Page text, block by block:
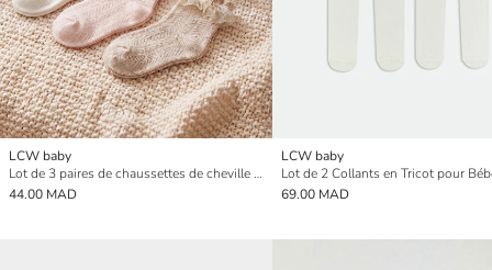
LCW baby
Lot de 3 paires de chaussettes de cheville pour bébés filles avec détails en dentelle
44.00 MAD
LCW baby
Lot de 2 Collants en Tricot pour
69.00 MAD